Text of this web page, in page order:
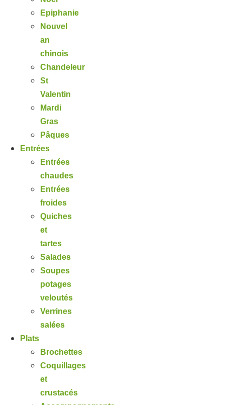
Epiphanie
Nouvel
an
chinois
Chandeleur
St
Valentin
Mardi
Gras
Pâques
Entrées
Entrées
chaudes
Entrées
froides
Quiches
et
tartes
Salades
Soupes
potages
veloutés
Verrines
salées
Plats
Brochettes
Coquillages
et
crustacés